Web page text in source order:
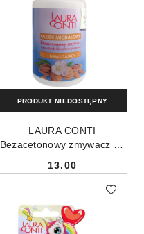
LAURA CONTI
Bezacetonowy zmywacz do
Cena:
13.00
PRODUKT NIEDOSTĘPNY